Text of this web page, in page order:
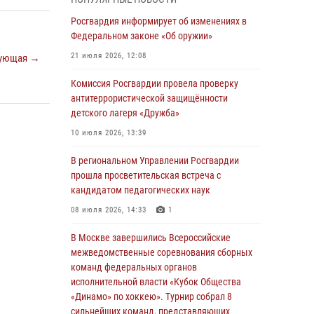
→
Генерал-полковник Юрий Аверин выступил на
смыслов»
03 августа 2026, 17:21
03 августа 2026, 14:10
Росгвардейцы принимают участие в
обеспечении общественной безопасности во
02 августа 2026, 13:28
За минувшие сутки Псковские росгвардейцы
выезжали два раза на улицу Труда
31 июля 2026, 13:53
Росгвардия информирует об изменениях в
Федеральном законе «Об оружии»
21 июля 2026, 12:08
Комиссия Росгвардии провела проверку
антитеррористической защищённости
детского лагеря «Дружба»
10 июля 2026, 13:39
В региональном Управлении Росгвардии
прошла просветительская встреча с
кандидатом педагогических наук
08 июля 2026, 14:33 1
В Москве завершились Всероссийские
межведомственные соревнования сборных
команд федеральных органов
исполнительной власти «Кубок Общества
«Динамо» по хоккею». Турнир собрал 8
сильнейших команд, представляющих